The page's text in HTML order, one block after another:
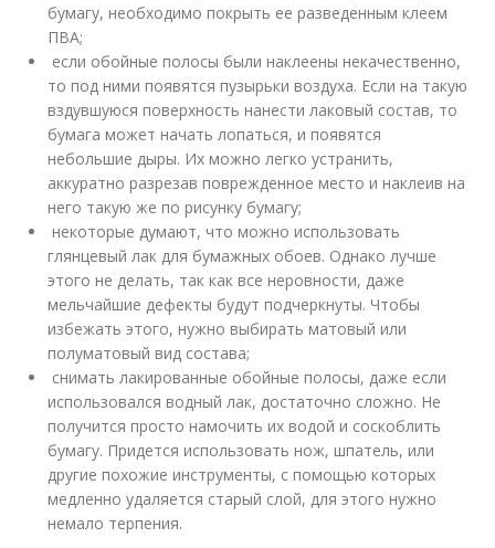
бумагу, необходимо покрыть ее разведенным клеем
ПВА;
если обойные полосы были наклеены некачественно,
то под ними появятся пузырьки воздуха. Если на такую
вздувшуюся поверхность нанести лаковый состав, то
бумага может начать лопаться, и появятся
небольшие дыры. Их можно легко устранить,
аккуратно разрезав поврежденное место и наклеив на
него такую же по рисунку бумагу;
некоторые думают, что можно использовать
глянцевый лак для бумажных обоев. Однако лучше
этого не делать, так как все неровности, даже
мельчайшие дефекты будут подчеркнуты. Чтобы
избежать этого, нужно выбирать матовый или
полуматовый вид состава;
снимать лакированные обойные полосы, даже если
использовался водный лак, достаточно сложно. Не
получится просто намочить их водой и соскоблить
бумагу. Придется использовать нож, шпатель, или
другие похожие инструменты, с помощью которых
медленно удаляется старый слой, для этого нужно
немало терпения.